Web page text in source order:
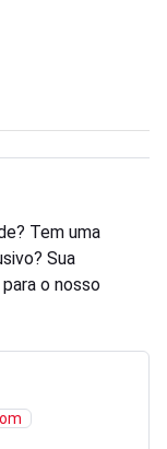
Tem uma
Sua
o nosso